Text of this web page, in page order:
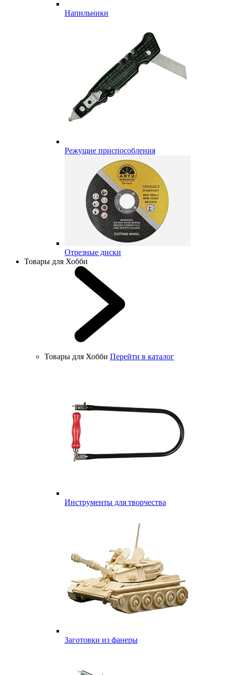
Напильники
Режущие приспособления
Отрезные диски
Товары для Хобби
Товары для Хобби Перейти в каталог
Инструменты для творчества
Заготовки из фанеры